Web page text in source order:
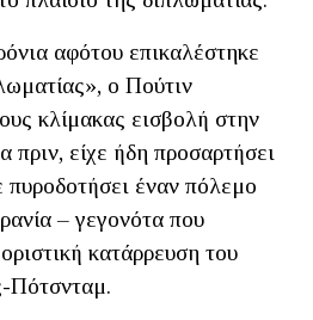
αφότου επικαλέστηκε
ο Πούτιν
κλίμακας εισβολή στην
πριν, είχε ήδη προσαρτήσει
πυροδοτήσει έναν πόλεμο
– γεγονότα που
κατάρρευση του
Πότσνταμ.